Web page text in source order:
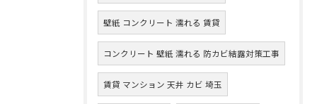
壁紙 コンクリート 濡れる 賃貸
コンクリート 壁紙 濡れる 防カビ結露対策工事
賃貸 マンション 天井 カビ 埼玉